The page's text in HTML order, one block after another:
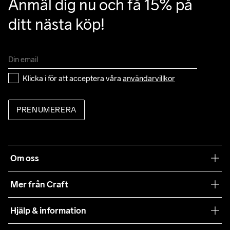
Anmäl dig nu och få 15% på
ditt nästa köp!
Klicka i för att acceptera våra användarvillkor
PRENUMERERA
Om oss
Mer från Craft
Teamwear
Hjälp & information